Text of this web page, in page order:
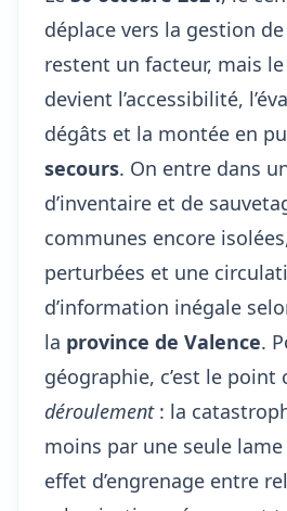
déplace vers la gestion
restent un facteur, mais
devient l’accessibilité,
dégâts et la montée en
secours. On entre dans
d’inventaire et de
communes encore
perturbées et une
d’information inégale
la province de Valence.
géographie, c’est le point
déroulement: la
moins par une seule lame
effet d’engrenage entre